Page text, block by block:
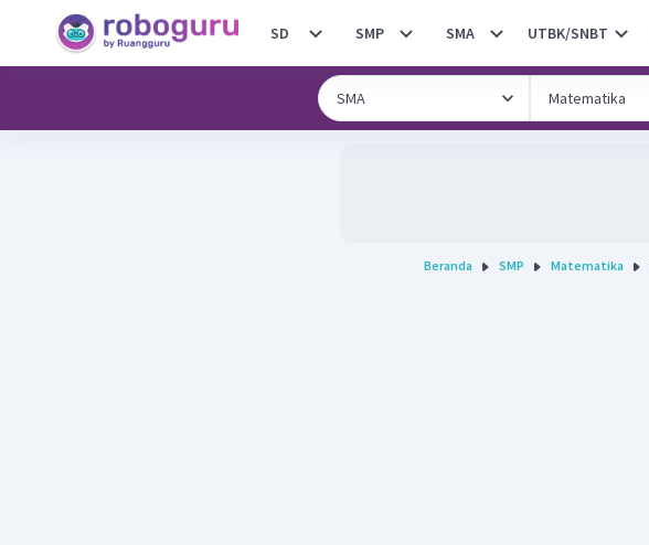
SD SMP SMA UTBK/SNBT
Beranda SMP Matematika